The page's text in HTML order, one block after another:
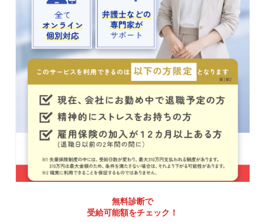
無料診断で
受給可能額をチェック！